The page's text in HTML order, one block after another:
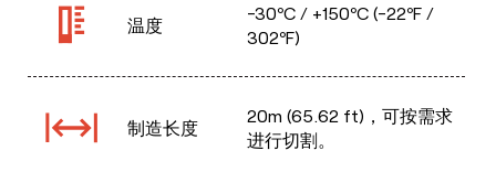
温度
-30ºC / +150ºC (-22ºF /
302ºF)
制造长度
20m (65.62 ft)，可按需求
进行切割。